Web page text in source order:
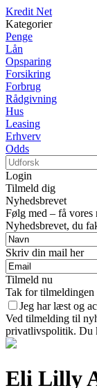
Kredit Net
Kategorier
Penge
Lån
Opsparing
Forsikring
Forbrug
Rådgivning
Hus
Leasing
Erhverv
Odds
Login
Tilmeld dig
Nyhedsbrevet
Følg med – få vores
Nyhedsbrevet, du
Skriv din mail her
Tilmeld nu
Tak for tilmeldingen
Jeg har læst og
Ved tilmelding til
privatlivspolitik. Du
Eli Lilly